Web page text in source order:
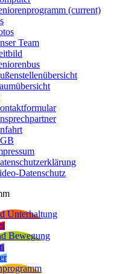
(current)
Team
Datenschutz
Unterhaltung
Bewegung